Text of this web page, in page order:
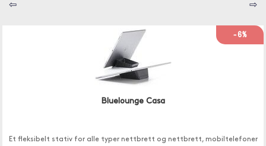
⇦ ⇨
-6%
Bluelounge Casa
Et fleksibelt stativ for alle typer nettbrett og nettbrett, mobiltelefoner